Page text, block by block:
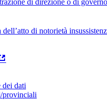
di notorietà
dei dati
provinciali